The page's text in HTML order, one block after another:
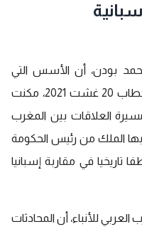
بودن، أن الأسس التي
، في خطاب 20 غشت 2021، مكنت
العلاقات بين المغرب
بها الملك من رئيس الحكومة
تاريخيا في مقاربة إسبانيا
للأنباء، أن المحادثات